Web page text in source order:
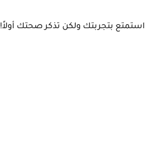
استمتع بتجربتك ولكن تذكر صحتك أولاً!